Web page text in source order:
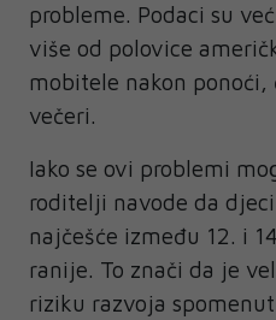
probleme. Podaci su
više od polovice
mobitele nakon
večeri.
Iako se ovi problemi
roditelji navode da
najčešće između 12. i
ranije. To znači da je
riziku razvoja